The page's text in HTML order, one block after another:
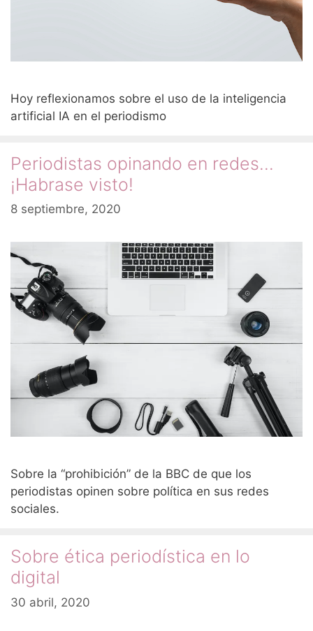
Hoy reflexionamos sobre el uso de la inteligencia
artificial IA en el periodismo
Periodistas opinando en redes…
¡Habrase visto!
8 septiembre, 2020
Sobre la “prohibición” de la BBC de que los
periodistas opinen sobre política en sus redes
sociales.
Sobre ética periodística en lo
digital
30 abril, 2020